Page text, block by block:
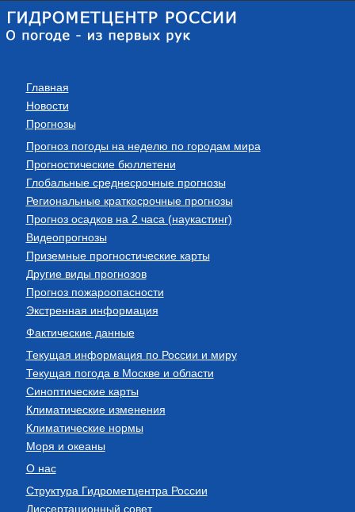
Главная
Новости
Прогнозы
Прогноз погоды на неделю по городам мира
Прогностические бюллетени
Глобальные среднесрочные прогнозы
Региональные краткосрочные прогнозы
Прогноз осадков на 2 часа (наукастинг)
Видеопрогнозы
Приземные прогностические карты
Другие виды прогнозов
Прогноз пожароопасности
Экстренная информация
Фактические данные
Текущая информация по России и миру
Текущая погода в Москве и области
Синоптические карты
Климатические изменения
Климатические нормы
Моря и океаны
О нас
Структура Гидрометцентра России
Диссертационный совет